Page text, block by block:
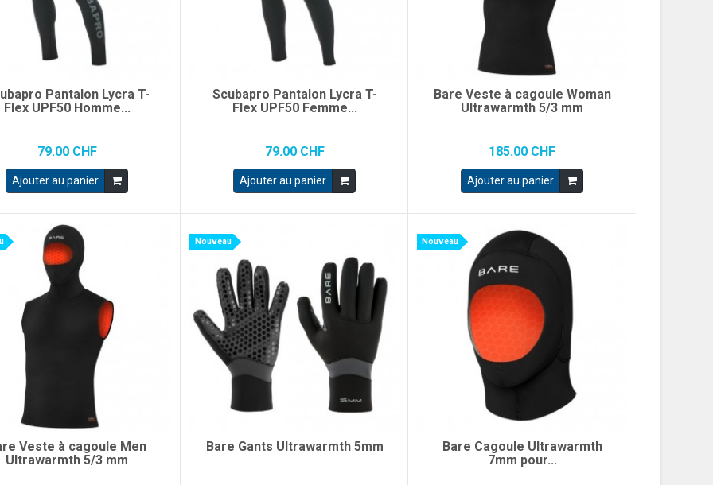
Pantalon Lycra T-
Flex UPF50 Homme...
79.00 CHF
Ajouter au panier
Scubapro Pantalon Lycra T-
Flex UPF50 Femme...
79.00 CHF
Ajouter au panier
Bare Veste à cagoule Woman
Ultrawarmth 5/3 mm
185.00 CHF
Ajouter au panier
Veste à cagoule Men
Ultrawarmth 5/3 mm
Nouveau
Bare Gants Ultrawarmth 5mm
Nouveau
Bare Cagoule Ultrawarmth
7mm pour...